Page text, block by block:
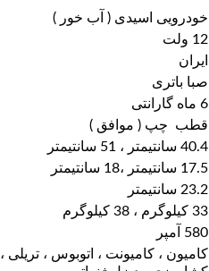
خودرویی اسیدی ( آب خور )
12 ولت
ایران
صبا باتری
6 ماه گارانتی
قطب چپ ( موافق )
40.4 سانتیمتر ، 51 سانتیمتر
17.5 سانتیمتر ،18 سانتیمتر
23.2 سانتیمتر
33 کیلوگرم ، 38 کیلوگرم
580 آمپر
کامیون ، کامیونت ، اتوبوس ، تریلی ،